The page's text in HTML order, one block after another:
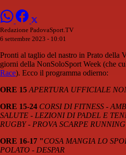
Redazione PadovaSport.TV
6 settembre 2023 - 10:01
Pronti al taglio del nastro in Prato della
giorni della NonSoloSport Week (che
Race). Ecco il programma odierno:
ORE 15 APERTURA UFFICIALE
ORE 15-24 CORSI DI FITNESS -
SALUTE - LEZIONI DI PADEL E
RUGBY - PROVA SCARPE
ORE 16-17 "COSA MANGIA LO
POLATO - DESPAR